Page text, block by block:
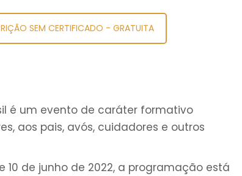
SEM CERTIFICADO - GRATUITA
é um evento de caráter formativo
aos pais, avós, cuidadores e outros
de junho de 2022, a programação está